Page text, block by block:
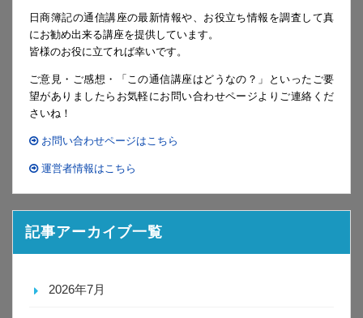
日商簿記の通信講座の最新情報や、お役立ち情報を調査して真
にお勧め出来る講座を提供しています。
皆様のお役に立てれば幸いです。
ご意見・ご感想・「この通信講座はどうなの？」といったご要
望がありましたらお気軽にお問い合わせページよりご連絡くだ
さいね！
お問い合わせページはこちら
運営者情報はこちら
記事アーカイブ一覧
2026年7月